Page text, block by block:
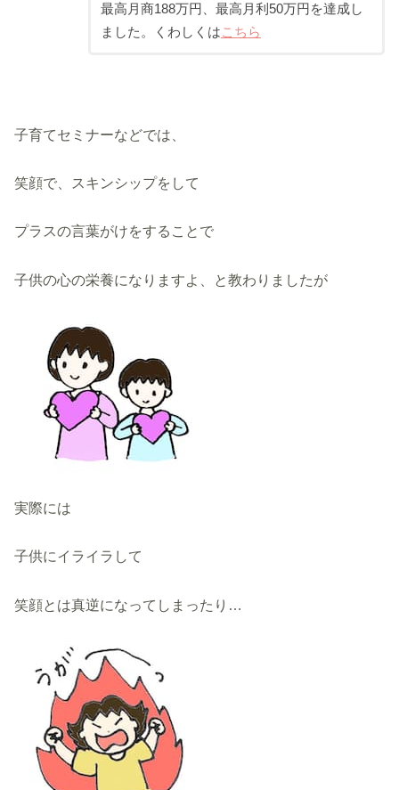
最高月商188万円、最高月利50万円を達成し
ました。くわしくはこちら
子育てセミナーなどでは、
笑顔で、スキンシップをして
プラスの言葉がけをすることで
子供の心の栄養になりますよ、と教わりましたが
実際には
子供にイライラして
笑顔とは真逆になってしまったり…